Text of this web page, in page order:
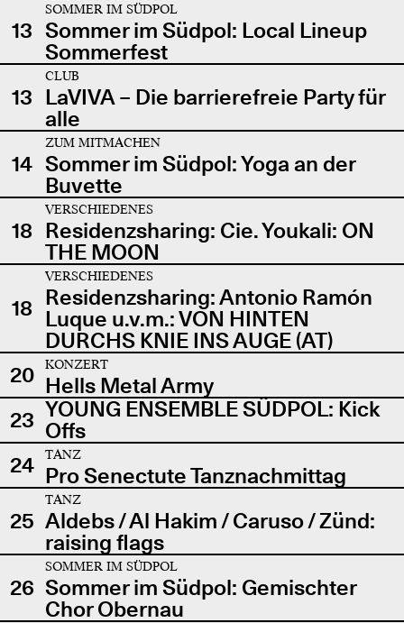
13
SOMMER IM SÜDPOL
Sommer im Südpol: Local Lineup
Sommerfest
13
CLUB
LaVIVA – Die barrierefreie Party für
alle
14
ZUM MITMACHEN
Sommer im Südpol: Yoga an der
Buvette
18
VERSCHIEDENES
Residenzsharing: Cie. Youkali: ON
THE MOON
18
VERSCHIEDENES
Residenzsharing: Antonio Ramón
Luque u.v.m.: VON HINTEN
DURCHS KNIE INS AUGE (AT)
20
KONZERT
Hells Metal Army
23 YOUNG ENSEMBLE SÜDPOL: Kick
Offs
24
TANZ
Pro Senectute Tanznachmittag
25
TANZ
Aldebs / Al Hakim / Caruso / Zünd:
raising flags
26
SOMMER IM SÜDPOL
Sommer im Südpol: Gemischter
Chor Obernau